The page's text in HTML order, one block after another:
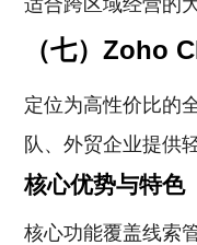
适合跨区域经营的
（七）Zoho
定位为高性价比的
队、外贸企业提供
核心优势与特色
核心功能覆盖线索